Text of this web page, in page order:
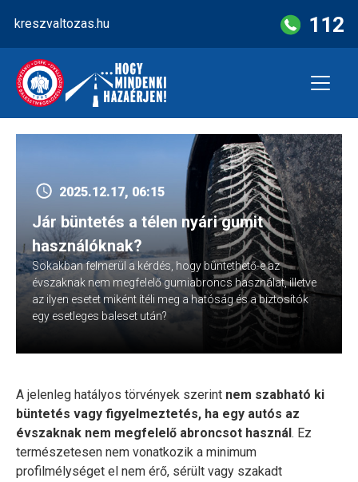
content
kreszvaltozas.hu 112
2025.12.17, 06:15
Jár büntetés a télen nyári gumit
használóknak?
Sokakban felmerül a kérdés, hogy büntethető-e az
évszaknak nem megfelelő gumiabroncs használat, illetve
az ilyen esetet miként ítéli meg a hatóság és a biztosítók
egy esetleges baleset után?
A jelenleg hatályos törvények szerint nem szabható ki
büntetés vagy figyelmeztetés, ha egy autós az
évszaknak nem megfelelő abroncsot használ. Ez
természetesen nem vonatkozik a minimum
profilmélységet el nem érő, sérült vagy szakadt